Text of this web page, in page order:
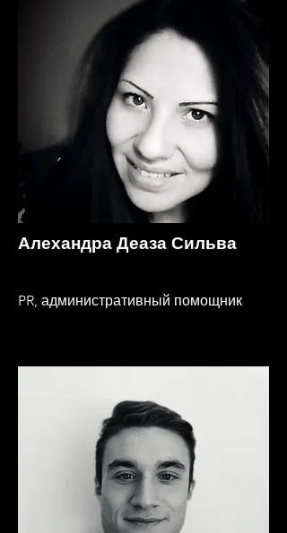
Алехандра Деаза Сильва
PR, административный помощник